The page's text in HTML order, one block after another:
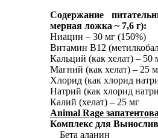
Содержание
мерная ложка ~ 7,6 г):
Ниацин – 30 мг (150%)
Витамин В12
Кальций (как хелат) – 50
Магний (как хелат) – 25
Хлорид (как хлорид
Натрий (как хлорид
Калий (хелат) – 25 мг
Animal Rage
Комплекс для
Бета аланин